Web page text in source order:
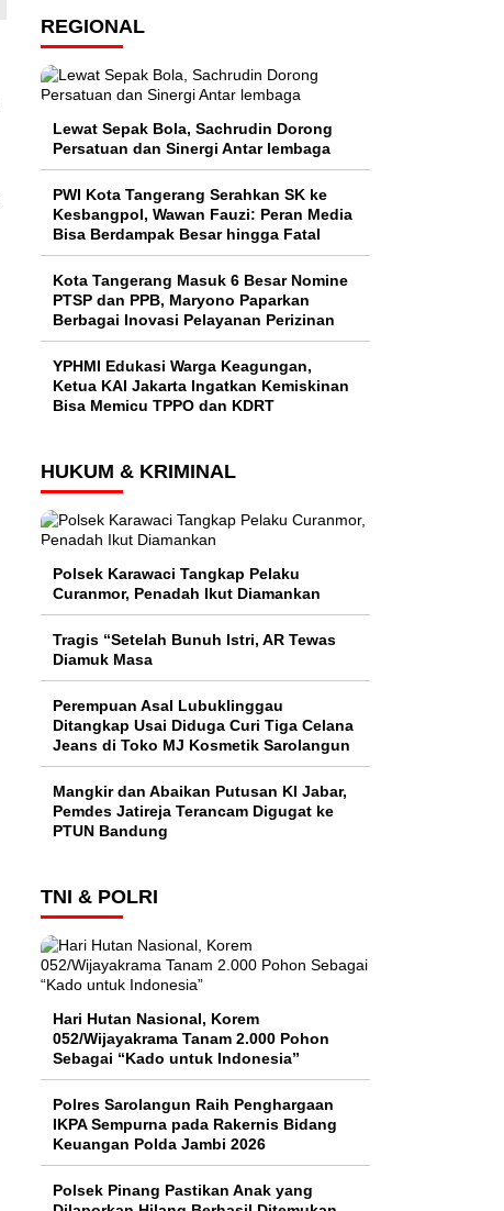
REGIONAL
Lewat Sepak Bola, Sachrudin Dorong
Persatuan dan Sinergi Antar lembaga
PWI Kota Tangerang Serahkan SK ke
Kesbangpol, Wawan Fauzi: Peran Media
Bisa Berdampak Besar hingga Fatal
Kota Tangerang Masuk 6 Besar Nomine
PTSP dan PPB, Maryono Paparkan
Berbagai Inovasi Pelayanan Perizinan
YPHMI Edukasi Warga Keagungan,
Ketua KAI Jakarta Ingatkan Kemiskinan
Bisa Memicu TPPO dan KDRT
HUKUM & KRIMINAL
Polsek Karawaci Tangkap Pelaku
Curanmor, Penadah Ikut Diamankan
Tragis “Setelah Bunuh Istri, AR Tewas
Diamuk Masa
Perempuan Asal Lubuklinggau
Ditangkap Usai Diduga Curi Tiga Celana
Jeans di Toko MJ Kosmetik Sarolangun
Mangkir dan Abaikan Putusan KI Jabar,
Pemdes Jatireja Terancam Digugat ke
PTUN Bandung
TNI & POLRI
Hari Hutan Nasional, Korem
052/Wijayakrama Tanam 2.000 Pohon
Sebagai “Kado untuk Indonesia”
Polres Sarolangun Raih Penghargaan
IKPA Sempurna pada Rakernis Bidang
Keuangan Polda Jambi 2026
Polsek Pinang Pastikan Anak yang